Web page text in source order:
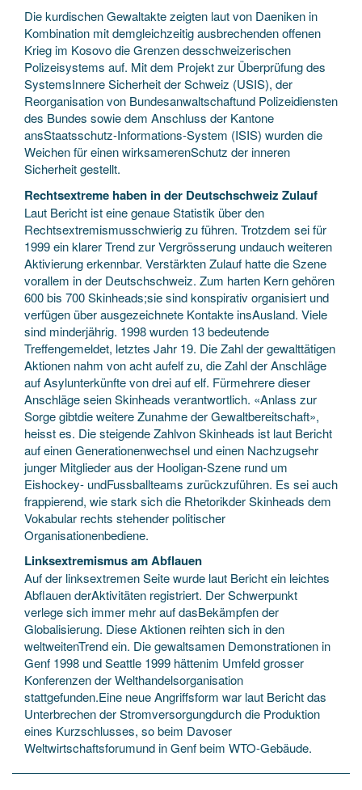
Die kurdischen Gewaltakte zeigten laut von Daeniken in
Kombination mit demgleichzeitig ausbrechenden offenen
Krieg im Kosovo die Grenzen desschweizerischen
Polizeisystems auf. Mit dem Projekt zur Überprüfung des
SystemsInnere Sicherheit der Schweiz (USIS), der
Reorganisation von Bundesanwaltschaftund Polizeidiensten
des Bundes sowie dem Anschluss der Kantone
ansStaatsschutz-Informations-System (ISIS) wurden die
Weichen für einen wirksamerenSchutz der inneren
Sicherheit gestellt.
Rechtsextreme haben in der Deutschschweiz Zulauf
Laut Bericht ist eine genaue Statistik über den
Rechtsextremismusschwierig zu führen. Trotzdem sei für
1999 ein klarer Trend zur Vergrösserung undauch weiteren
Aktivierung erkennbar. Verstärkten Zulauf hatte die Szene
vorallem in der Deutschschweiz. Zum harten Kern gehören
600 bis 700 Skinheads;sie sind konspirativ organisiert und
verfügen über ausgezeichnete Kontakte insAusland. Viele
sind minderjährig. 1998 wurden 13 bedeutende
Treffengemeldet, letztes Jahr 19. Die Zahl der gewalttätigen
Aktionen nahm von acht aufelf zu, die Zahl der Anschläge
auf Asylunterkünfte von drei auf elf. Fürmehrere dieser
Anschläge seien Skinheads verantwortlich. «Anlass zur
Sorge gibtdie weitere Zunahme der Gewaltbereitschaft»,
heisst es. Die steigende Zahlvon Skinheads ist laut Bericht
auf einen Generationenwechsel und einen Nachzugsehr
junger Mitglieder aus der Hooligan-Szene rund um
Eishockey- undFussballteams zurückzuführen. Es sei auch
frappierend, wie stark sich die Rhetorikder Skinheads dem
Vokabular rechts stehender politischer
Organisationenbediene.
Linksextremismus am Abflauen
Auf der linksextremen Seite wurde laut Bericht ein leichtes
Abflauen derAktivitäten registriert. Der Schwerpunkt
verlege sich immer mehr auf dasBekämpfen der
Globalisierung. Diese Aktionen reihten sich in den
weltweitenTrend ein. Die gewaltsamen Demonstrationen in
Genf 1998 und Seattle 1999 hättenim Umfeld grosser
Konferenzen der Welthandelsorganisation
stattgefunden.Eine neue Angriffsform war laut Bericht das
Unterbrechen der Stromversorgungdurch die Produktion
eines Kurzschlusses, so beim Davoser
Weltwirtschaftsforumund in Genf beim WTO-Gebäude.